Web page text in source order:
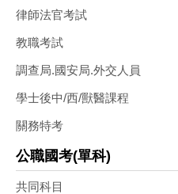
律師法官考試
教職考試
調查局.國安局.外交人員
學士後中/西/獸醫課程
關務特考
公職國考(單科)
共同科目